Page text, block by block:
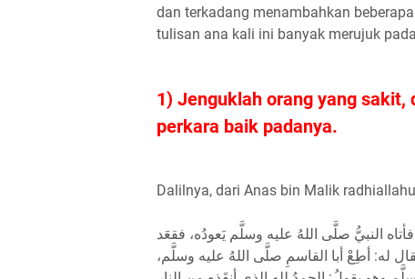
dan terkadang menambahkan
tulisan ana kali ini banyak merujuk
1) Jenguklah orang yang
perkara baik padanya.
Dalilnya, dari Anas bin Malik
النبيُّ صلَّى اللهُ عليه وسلَّم يَعودُه، فقعَد
له: أطِعْ أبا القاسمِ صلَّى اللهُ عليه وسلَّم،